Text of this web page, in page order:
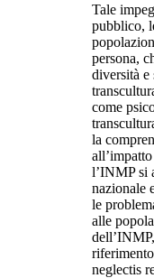
Tale
pubblico,
persona,
diversità e
come
la
l’INMP si
nazionale
le
alle
neglectis